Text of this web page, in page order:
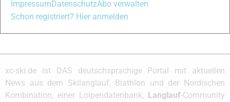
Ski heil 🙂
xc-ski.de ist DAS deutschsprachige Portal mit aktuellen
News aus dem Skilanglauf, Biathlon und der Nordischen
Kombination, einer Loipendatenbank, Langlauf-Community
ImpressumDatenschutzAbo verwalten
Schon registriert? Hier anmelden